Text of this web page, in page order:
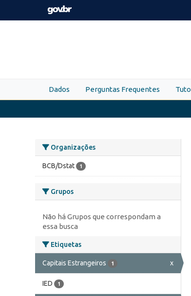
Skip to main content
Dados Perguntas Frequentes
Organizações
BCB/Dstat 1
Grupos
Não há Grupos que correspondam a
essa busca
Etiquetas
Capitais Estrangeiros 1 x
IED 1